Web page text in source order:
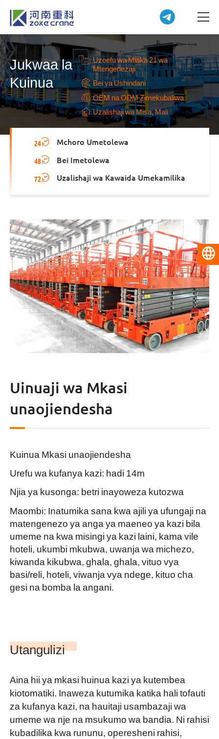
Jukwaa la
Kuinua
Uzoefu wa Miaka 21 wa
Mtengenezaji
Bei ya Ushindani
OEM na ODM Zimekubaliwa
Uzalishaji wa Misa, Mali
Mchoro Umetolewa
Bei Imetolewa
Uzalishaji wa Kawaida Umekamilika
Uinuaji wa Mkasi
unaojiendesha
Kuinua Mkasi unaojiendesha
Urefu wa kufanya kazi: hadi 14m
Njia ya kusonga: betri inayoweza kutozwa
Maombi: Inatumika sana kwa ajili ya ufungaji na
matengenezo ya anga ya maeneo ya kazi bila
umeme na kwa misingi ya kazi laini, kama vile
hoteli, ukumbi mkubwa, uwanja wa michezo,
kiwanda kikubwa, ghala, ghala, vituo vya
basi/reli, hoteli, viwanja vya ndege, kituo cha
gesi na bomba la angani.
Utangulizi
Aina hii ya mkasi huinua kazi ya kutembea
kiotomatiki. Inaweza kutumika katika hali tofauti
za kufanya kazi, na hauitaji usambazaji wa
umeme wa nje na msukumo wa bandia. Ni rahisi
kubadilika kwa rununu, operesheni rahisi,
Kiswahili